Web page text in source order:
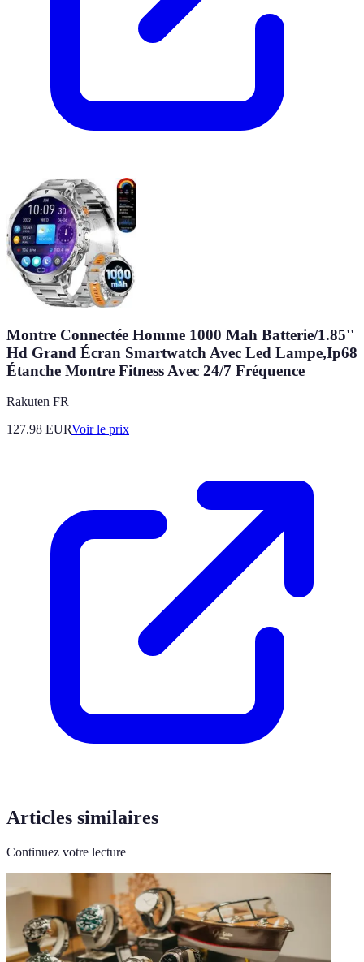
Montre Connectée Homme 1000 Mah Batterie/1.85''
Hd Grand Écran Smartwatch Avec Led Lampe,Ip68
Étanche Montre Fitness Avec 24/7 Fréquence
Rakuten FR
127.98 EURVoir le prix
Articles similaires
Continuez votre lecture